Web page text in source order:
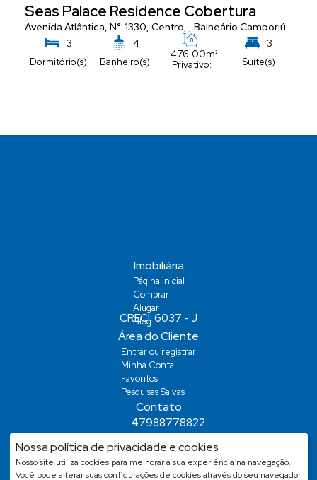
Nossa política de privacidade e cookies
Nosso site utiliza cookies para melhorar a sua experiência na navegação.
Você pode alterar suas configurações de cookies através do seu navegador.
Seas Palace Residence Cobertura
Avenida Atlântica, N°: 1330, Centro , Balneário Camboriú,
3
Dormitório(s)
4
Banheiro(s) Privativo:
476.00m²
3
Suíte(s)
Imobiliária
Página inicial
Comprar
Alugar
Blog
Área do Cliente
Entrar ou registrar
Minha Conta
Favoritos
Pesquisas Salvas
Contato
47988778822
demiansm@hotmail.com